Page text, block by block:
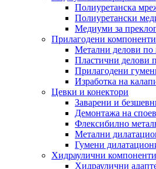
Полиуретанска
Полиуретански
Медиуми за
Прилагодени компоненти
Метални делови по
Пластични делови
Прилагодени
Изработка на
Цевки и конектори
Заварени и
Демонтажа на
Флексибилно
Метални
Гумени
Хидраулични компоненти
Хидраулични